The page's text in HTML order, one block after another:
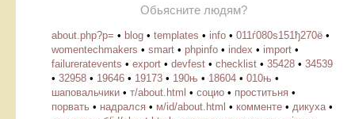
Обьясните людям?
about.php?p= • blog • templates • info • 011ѓ080ѕ151ђ270ё •
womentechmakers • smart • phpinfo • index • import •
failureratevents • export • devfest • checklist • 35428 • 34539
• 32958 • 19646 • 19173 • 190њ • 18604 • 010њ •
шаповальчики • т/about.html • социо • проститьня •
порвать • надрался • м/id/about.html • комменте • дикуха •